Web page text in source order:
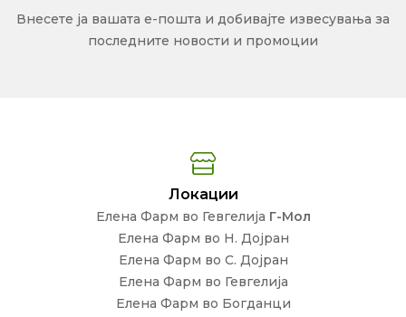
Внесете ја вашата е-пошта и добивајте извесувања за
последните новости и промоции
Локации
Елена Фарм во Гевгелија Г-Мол
Елена Фарм во Н. Дојран
Елена Фарм во С. Дојран
Елена Фарм во Гевгелија
Елена Фарм во Богданци